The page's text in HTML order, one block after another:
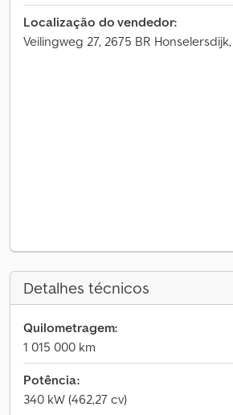
Localização do vendedor:
Veilingweg 27, 2675 BR
Detalhes técnicos
Quilometragem:
1 015 000 km
Potência:
340 kW (462,27 cv)